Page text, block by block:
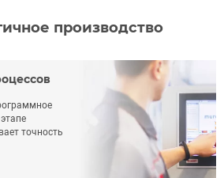
производство
точность